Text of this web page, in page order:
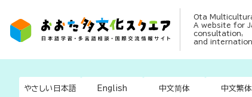
Ota
A website for
consultation,
and
やさしい日本語 English 中文简体 中文繁体